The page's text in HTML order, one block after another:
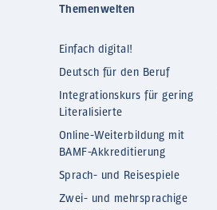
Themenwelten
Einfach digital!
Deutsch für den Beruf
Integrationskurs für gering
Literalisierte
Online-Weiterbildung mit
BAMF-Akkreditierung
Sprach- und Reisespiele
Zwei- und mehrsprachige